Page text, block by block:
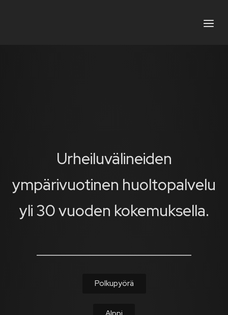
Urheiluvälineiden
ympärivuotinen huoltopalvelu
yli 30 vuoden kokemuksella.
Polkupyörä